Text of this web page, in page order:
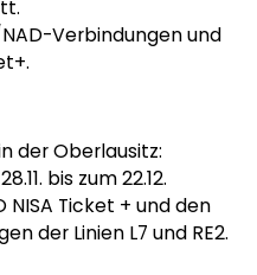
Verbindungen und
der Oberlausitz:
bis zum 22.12.
NISA Ticket + und den
der Linien L7 und RE2.